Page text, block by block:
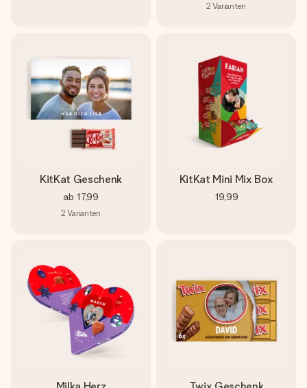
2 Varianten
KitKat Geschenk
ab 17,99
2 Varianten
KitKat Mini Mix Box
19,99